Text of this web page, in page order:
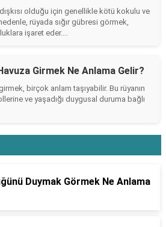
dışkısı olduğu için genellikle kötü kokulu ve
rüyada sığır gübresi görmek,
işaret eder....
Girmek Ne Anlama Gelir?
birçok anlam taşıyabilir. Bu rüyanın
ve yaşadığı duygusal duruma bağlı
Duymak Görmek Ne Anlama